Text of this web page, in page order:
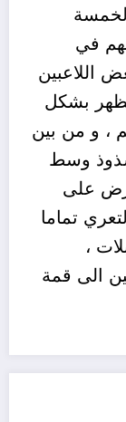
الخمسة
في
اللاعبين
بشكل
، و من بين
وسط
على
تماما
،
الى قمة